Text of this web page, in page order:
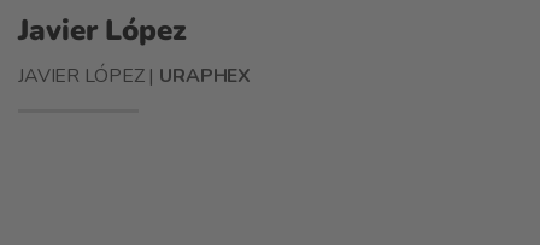
Javier López
JAVIER LÓPEZ | URAPHEX